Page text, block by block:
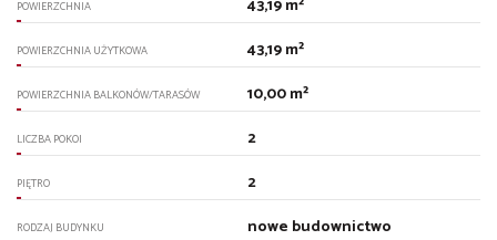
POWIERZCHNIA 43,19 m²
POWIERZCHNIA UŻYTKOWA 43,19 m²
POWIERZCHNIA BALKONÓW/TARASÓW 10,00 m²
LICZBA POKOI 2
PIĘTRO 2
RODZAJ BUDYNKU nowe budownictwo